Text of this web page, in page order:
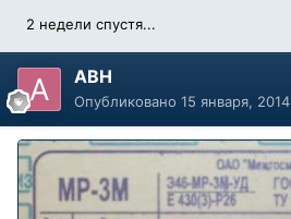
2 недели спустя...
АВН
Опубликовано 15 января, 2014